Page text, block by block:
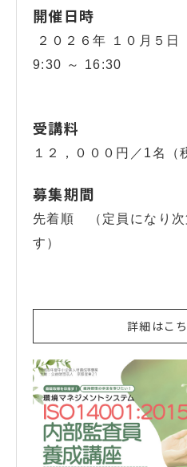
開催日時
２０２６年 １０月５
9:30 ～ 16:30
受講料
１２，０００円／1名（
募集期間
先着順 （定員になり次
す）
詳細はこ